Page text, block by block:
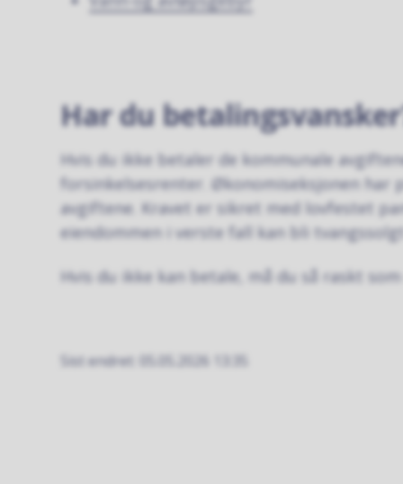
Har du
Hvis du ikke betaler de kommunale
forsinkelsesrenter. Økonomiseksjonen har
avgiftene. Kravet er sikret med lovfestet
eiendommen i verste fall kan bli
Hvis du ikke kan betale, må du så raskt
Sist endret 05.05.2026 13:35